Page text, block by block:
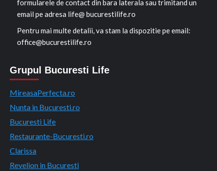
formularele de contact din bara laterala sau trimitand un
email pe adresa life@ bucurestilife.ro
Pentru mai multe detalii, va stam la dispozitie pe email:
office@bucurestilife.ro
Grupul Bucuresti Life
MireasaPerfecta.ro
Nunta in Bucuresti.ro
Bucuresti Life
Restaurante-Bucuresti.ro
Clarissa
Revelion in Bucuresti